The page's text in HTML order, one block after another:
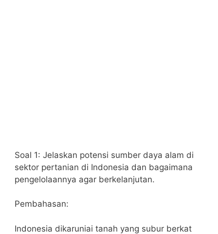
Soal 1: Jelaskan potensi sumber daya alam di
sektor pertanian di Indonesia dan bagaimana
pengelolaannya agar berkelanjutan.
Pembahasan:
Indonesia dikaruniai tanah yang subur berkat